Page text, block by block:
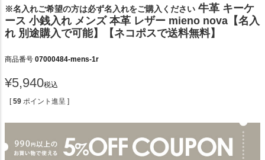
※名入れご希望の方は必ず名入れをご購入ください 牛革 キーケ
ース 小銭入れ メンズ 本革 レザー mieno nova【名入
れ 別途購入で可能】【ネコポスで送料無料】
商品番号 07000484-mens-1r
¥5,940税込
[ 59 ポイント進呈 ]